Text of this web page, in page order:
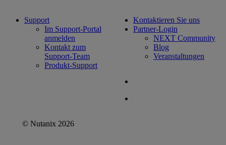
Support
Im Support-Portal
anmelden
Kontakt zum
Support-Team
Produkt-Support
Kontaktieren Sie uns
Partner-Login
NEXT Community
Blog
Veranstaltungen
© Nutanix 2026